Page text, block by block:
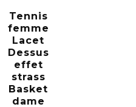
Tennis
femme
Lacet
Dessus
effet
strass
Basket
dame